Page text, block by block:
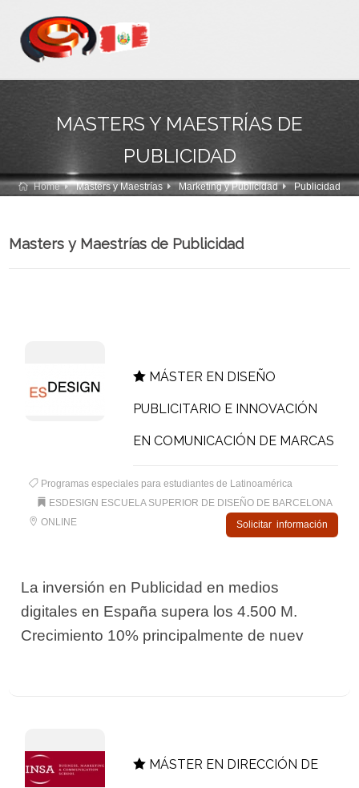
MASTERS Y MAESTRÍAS DE
PUBLICIDAD
Home Masters y Maestrías Marketing y Publicidad Publicidad
Masters y Maestrías de Publicidad
MÁSTER EN DISEÑO
PUBLICITARIO E INNOVACIÓN
EN COMUNICACIÓN DE MARCAS
Programas especiales para estudiantes de Latinoamérica
ESDESIGN ESCUELA SUPERIOR DE DISEÑO DE BARCELONA
ONLINE
Solicitar información
La inversión en Publicidad en medios
digitales en España supera los 4.500 M.
Crecimiento 10% principalmente de nuev
MÁSTER EN DIRECCIÓN DE